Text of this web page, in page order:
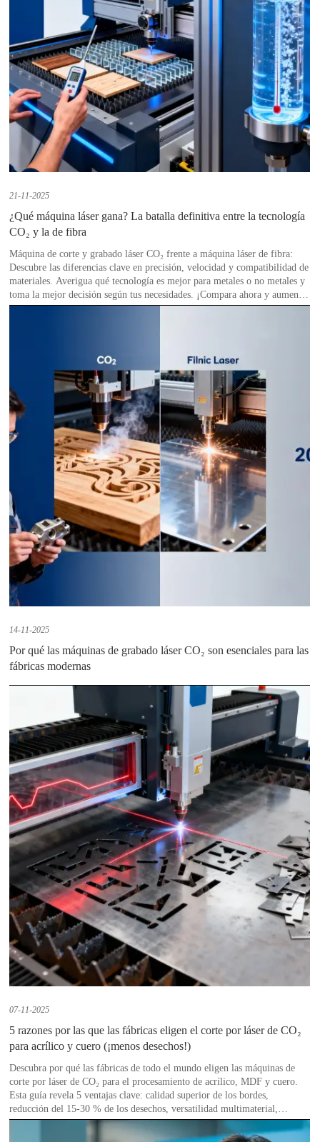
21-11-2025
¿Qué máquina láser gana? La batalla definitiva entre la tecnología
CO₂ y la de fibra
Máquina de corte y grabado láser CO₂ frente a máquina láser de fibra:
Descubre las diferencias clave en precisión, velocidad y compatibilidad de
materiales. Averigua qué tecnología es mejor para metales o no metales y
toma la mejor decisión según tus necesidades. ¡Compara ahora y aumenta
tu eficiencia de corte!
14-11-2025
Por qué las máquinas de grabado láser CO₂ son esenciales para las
fábricas modernas
07-11-2025
5 razones por las que las fábricas eligen el corte por láser de CO₂
para acrílico y cuero (¡menos desechos!)
Descubra por qué las fábricas de todo el mundo eligen las máquinas de
corte por láser de CO₂ para el procesamiento de acrílico, MDF y cuero.
Esta guía revela 5 ventajas clave: calidad superior de los bordes,
reducción del 15-30 % de los desechos, versatilidad multimaterial,
producción más rápida y menores costes operativos. Descubra cómo la
tecnología láser industrial ofrece mejoras en la fabricación con una